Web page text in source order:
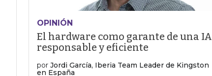
OPINIÓN
El hardware como garante de una IA
responsable y eficiente
por Jordi García, Iberia Team Leader de Kingston
en España